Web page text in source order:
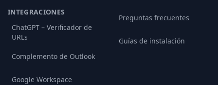
INTEGRACIONES
ChatGPT – Verificador de
URLs
Complemento de Outlook
Google Workspace
Preguntas frecuentes
Guías de instalación